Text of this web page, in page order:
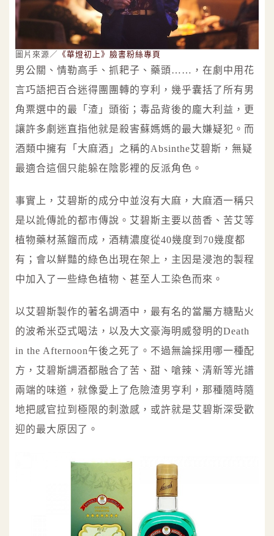
圖片來源／ 《華燈初上》臉書粉絲專頁
男公關、情勒高手、抓耙子、藥頭……，在劇中用花
言巧語把百合迷得團團轉的亨利，幾乎囊括了所有男
角票選中的最「渣」頭銜；毒品背後的龐大利益，更
讓許多劇迷直指他就是殺害蘇媽媽的最大嫌疑犯。而
酒類中擁有「大麻酒」之稱的Absinthe艾碧斯，無疑
最適合這個只能躲在陰影裡的反派角色。
事實上，艾碧斯的成分中並沒有大麻，大麻酒一稱只
是以訛傳訛的都市傳說。艾碧斯主要以茴香、苦艾等
植物藥材蒸餾而成，酒精濃度從40幾度到70幾度都
有；會以鮮豔的綠色出現在架上，主因是浸泡的製程
中加入了一些綠色植物、甚至人工染色而來。
以艾碧斯製作的著名調酒中，最有名的當屬方糖點火
的波希米亞式喝法，以及大文豪海明威發明的Death
in the Afternoon午後之死了。不過無論採用哪一種配
方，艾碧斯調酒都融合了苦、甜、嗆辣、清新等光譜
兩端的味道，就像愛上了危險渣男亨利，那種隨時隨
地把感官拉到極限的刺激感，或許就是艾碧斯深受歡
迎的最大原因了。